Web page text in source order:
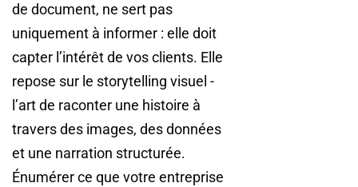
de document, ne sert pas
uniquement à informer : elle doit
capter l’intérêt de vos clients. Elle
repose sur le storytelling visuel -
l’art de raconter une histoire à
travers des images, des données
et une narration structurée.
Énumérer ce que votre entreprise